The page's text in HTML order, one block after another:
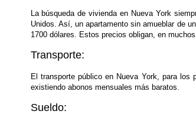
La búsqueda de vivienda en Nueva York
Unidos. Así, un apartamento sin amueblar de
1700 dólares. Estos precios obligan, en
Transporte:
El transporte público en Nueva York, para
existiendo abonos mensuales más baratos.
Sueldo: